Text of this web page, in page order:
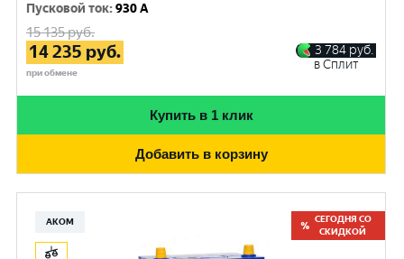
Пусковой ток:930 A
15 135руб.
14 235 руб.
при обмене
3 784 руб.
в Сплит
Купить в 1 клик
Добавить в корзину
АКОМ
СЕГОДНЯ СО
СКИДКОЙ